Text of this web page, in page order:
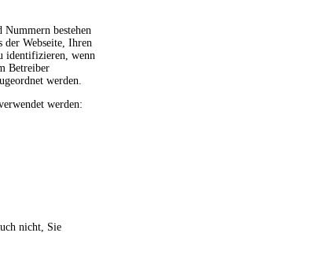
Nummern bestehen
der Webseite, Ihren
identifizieren, wenn
Betreiber
werden.
werden:
nicht, Sie